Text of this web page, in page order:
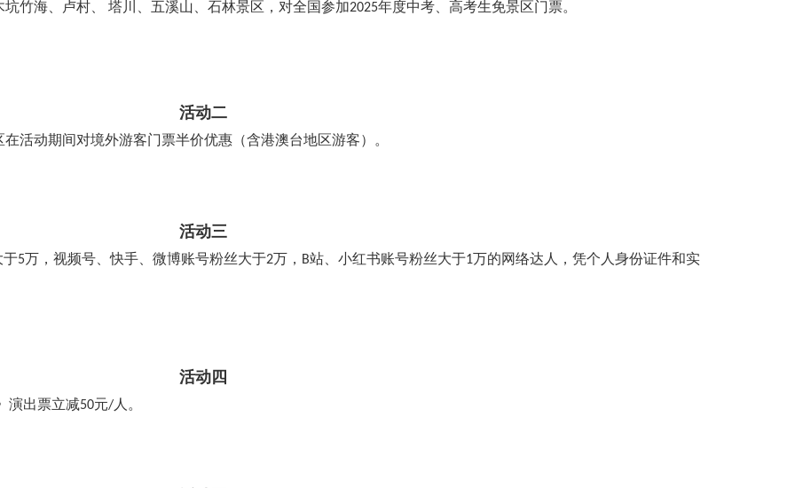
竹海、卢村、 塔川、五溪山、石林景区，对全国参加2025年度中考、高考生免景区门票。
活动二
活动期间对境外游客门票半价优惠（含港澳台地区游客）。
活动三
5万，视频号、快手、微博账号粉丝大于2万，B站、小红书账号粉丝大于1万的网络达人，凭个人身份证件和实
活动四
出票立减50元/人。